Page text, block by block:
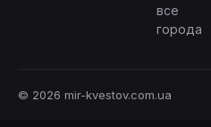
все
города
© 2026 mir-kvestov.com.ua